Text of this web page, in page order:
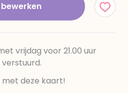
vrijdag voor 21.00 uur
deze kaart!